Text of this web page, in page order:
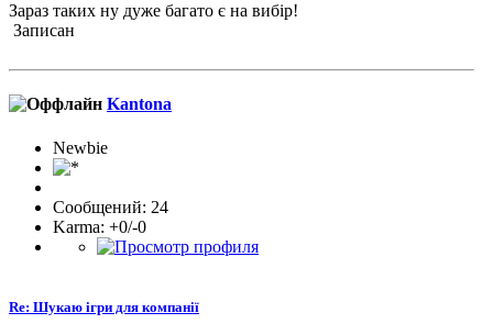
Зараз таких ну дуже багато є на вибір!
Записан
Kantona
Newbie
Сообщений: 24
Karma: +0/-0
Re: Шукаю ігри для компанії